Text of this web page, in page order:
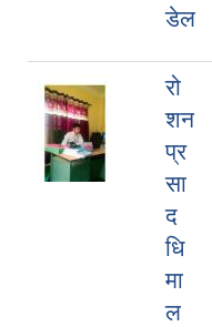
डेल
रो
शन
प्र
सा
द
धि
मा
ल